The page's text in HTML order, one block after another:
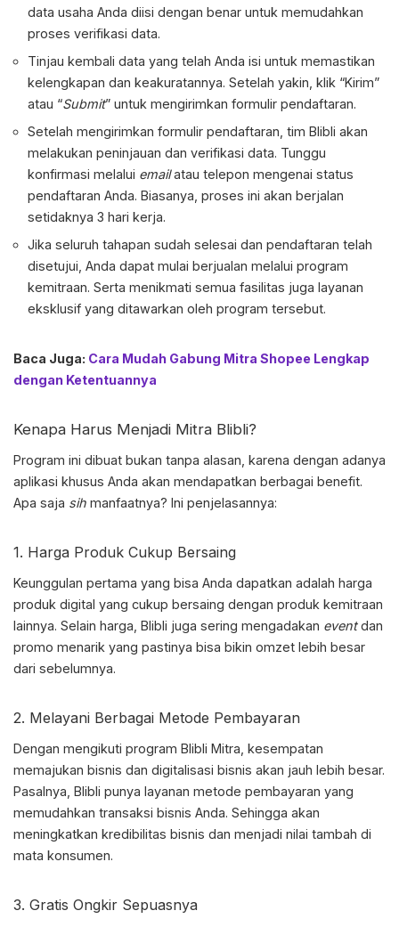
data usaha Anda diisi dengan benar untuk memudahkan
proses verifikasi data.
Tinjau kembali data yang telah Anda isi untuk memastikan
kelengkapan dan keakuratannya. Setelah yakin, klik “Kirim”
atau “Submit” untuk mengirimkan formulir pendaftaran.
Setelah mengirimkan formulir pendaftaran, tim Blibli akan
melakukan peninjauan dan verifikasi data. Tunggu
konfirmasi melalui emailatau telepon mengenai status
pendaftaran Anda. Biasanya, proses ini akan berjalan
setidaknya 3 hari kerja.
Jika seluruh tahapan sudah selesai dan pendaftaran telah
disetujui, Anda dapat mulai berjualan melalui program
kemitraan. Serta menikmati semua fasilitas juga layanan
eksklusif yang ditawarkan oleh program tersebut.
Baca Juga: Cara Mudah Gabung Mitra Shopee Lengkap
dengan Ketentuannya
Kenapa Harus Menjadi Mitra Blibli?
Program ini dibuat bukan tanpa alasan, karena dengan adanya
aplikasi khusus Anda akan mendapatkan berbagai benefit.
Apa saja sih manfaatnya? Ini penjelasannya:
1. Harga Produk Cukup Bersaing
Keunggulan pertama yang bisa Anda dapatkan adalah harga
produk digital yang cukup bersaing dengan produk kemitraan
lainnya. Selain harga, Blibli juga sering mengadakan eventdan
promo menarik yang pastinya bisa bikin omzet lebih besar
dari sebelumnya.
2. Melayani Berbagai Metode Pembayaran
Dengan mengikuti program Blibli Mitra , kesempatan
memajukan bisnis dan digitalisasi bisnis akan jauh lebih besar.
Pasalnya, Blibli punya layanan metode pembayaran yang
memudahkan transaksi bisnis Anda. Sehingga akan
meningkatkan kredibilitas bisnis dan menjadi nilai tambah di
mata konsumen.
3. Gratis Ongkir Sepuasnya